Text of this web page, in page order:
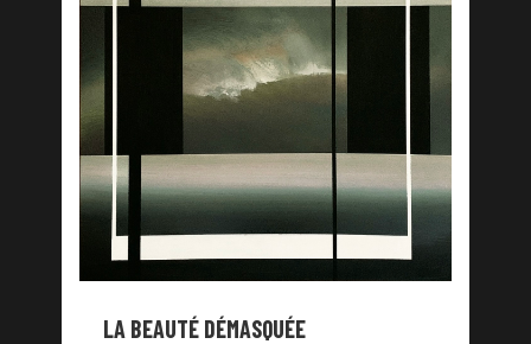
LA BEAUTÉ DÉMASQUÉE